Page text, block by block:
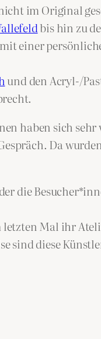
im Original
bis hin zu
einer
und den Acryl-/
haben sich
Da
die
letzten Mal ihr
sind diese